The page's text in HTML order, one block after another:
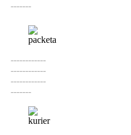
-------
------------
------------
------------
-------